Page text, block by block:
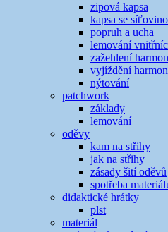
zipová kapsa
kapsa se
popruh a ucha
lemování
zažehlení
vyjíždění
nýtování
patchwork
základy
lemování
oděvy
kam na střihy
jak na střihy
zásady šití oděvů
spotřeba
didaktické hrátky
plst
materiál